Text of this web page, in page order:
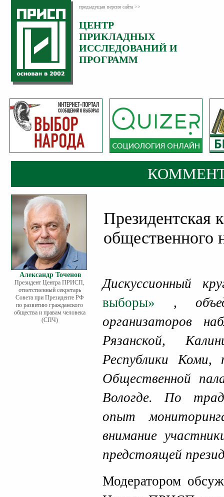
предыдущая версия сайта >>
ЦЕНТР
ПРИКЛАДНЫХ
ИССЛЕДОВАНИЙ И
ПРОГРАММ
Александр Точенов
Президент Центра ПРИСП,
ответственный секретарь
Совета при Президенте РФ
по развитию гражданского
общества и правам человека
(СПЧ)
Президентская
общественного
Дискуссионный
выборы» ,
организаторов
Рязанской,
Республики
Общественной
Вологде. По
опыт
внимание
предстоящей
Модератором
Категория:
Комментарии